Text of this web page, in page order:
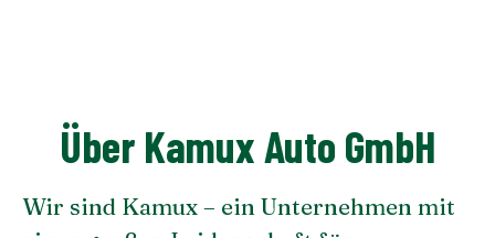
Über Kamux Auto GmbH
Wir sind Kamux – ein Unternehmen mit